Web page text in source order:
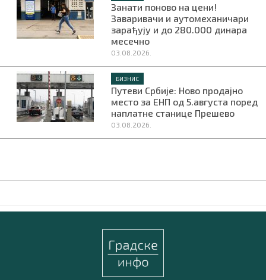
Занати поново на цени!
Заваривачи и аутомеханичари
зарађују и до 280.000 динара
месечно
03.08.2026.
БИЗНИС
Путеви Србије: Ново продајно
место за ЕНП од 5.августа поред
наплатне станице Прешево
03.08.2026.